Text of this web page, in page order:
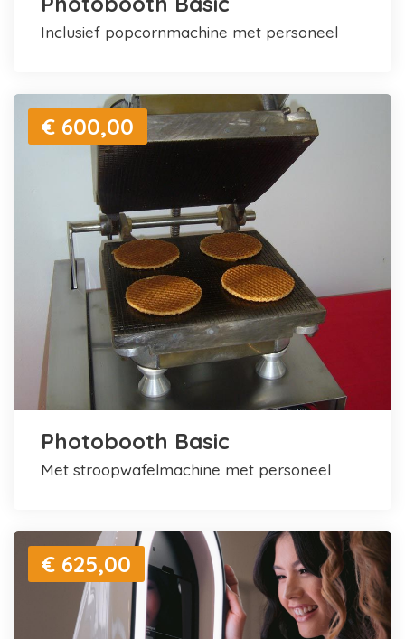
inclusief popcornmachine met personeel
€ 600,00
Photobooth Basic
met stroopwafelmachine met personeel
€ 625,00